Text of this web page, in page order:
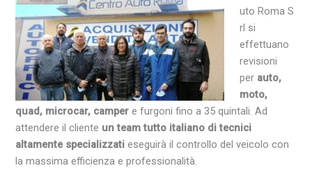
uto Roma S
rl si
effettuano
revisioni
per auto,
moto,
quad, microcar, camper e furgoni fino a 35 quintali. Ad
attendere il cliente unteamtutto italiano ditecnici
altamente specializzati eseguirà il controllo del veicolo con
la massima efficienza e professionalità.